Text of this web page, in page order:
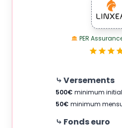
PER
⤷ Versements
500€ minimum initial
50€ minimum
⤷ Fonds euro